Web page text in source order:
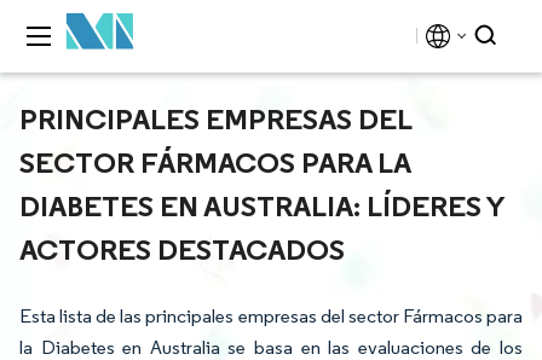
PRINCIPALES EMPRESAS DEL
SECTOR FÁRMACOS PARA LA
DIABETES EN AUSTRALIA: LÍDERES Y
ACTORES DESTACADOS
Esta lista de las principales empresas del sector Fármacos para
la Diabetes en Australia se basa en las evaluaciones de los